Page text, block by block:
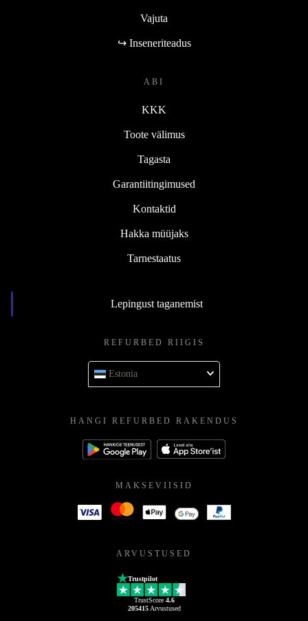
Vajuta
↪ Inseneriteadus
ABI
KKK
Toote välimus
Tagasta
Garantiitingimused
Kontaktid
Hakka müüjaks
Tarnestaatus
Lepingust taganemist
REFURBED RIIGIS
Estonia
HANGI REFURBED RAKENDUS
MAKSEVIISID
ARVUSTUSED
Trustpilot
TrustScore 4.6
205415Arvustused